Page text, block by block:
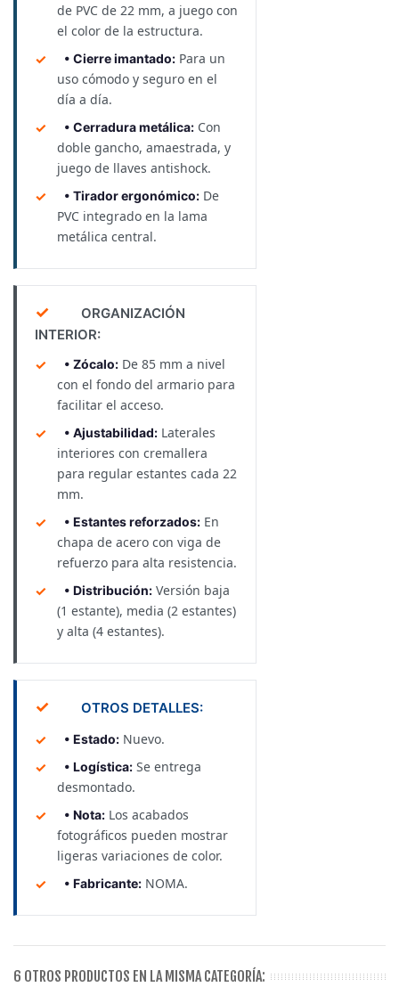
de PVC de 22 mm, a juego con
el color de la estructura.
• Cierre imantado: Para un
uso cómodo y seguro en el
día a día.
• Cerradura metálica: Con
doble gancho, amaestrada, y
juego de llaves antishock.
• Tirador ergonómico: De
PVC integrado en la lama
metálica central.
✓
ORGANIZACIÓN
INTERIOR:
• Zócalo: De 85 mm a nivel
con el fondo del armario para
facilitar el acceso.
• Ajustabilidad: Laterales
interiores con cremallera
para regular estantes cada 22
mm.
• Estantes reforzados: En
chapa de acero con viga de
refuerzo para alta resistencia.
• Distribución: Versión baja
(1 estante), media (2 estantes)
y alta (4 estantes).
✓ OTROS DETALLES:
• Estado: Nuevo.
• Logística: Se entrega
desmontado.
• Nota: Los acabados
fotográficos pueden mostrar
ligeras variaciones de color.
• Fabricante: NOMA.
6 OTROS PRODUCTOS EN LA MISMA CATEGORÍA: